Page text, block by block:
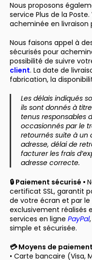
Nous proposons
service Plus de la
acheminée en livraison
Nous faisons appel à
sécurisés pour
possibilité de suivre
client. La date de
fabrication, la
Les délais indiqués
ils sont donnés à
tenus responsables
occasionnés par le
retournés suite à un
adresse, délai de
facturer les frais
adresse correcte.
🔒 Paiement sécurisé •
certificat SSL, garantit
de votre écran et par
exclusivement réalisés
services en ligne PayPal
simple et sécurisée.
💳 Moyens de
• Carte bancaire (Visa,